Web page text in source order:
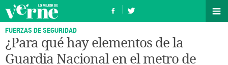
FUERZAS DE SEGURIDAD
¿Para qué hay elementos de la
Guardia Nacional en el metro de